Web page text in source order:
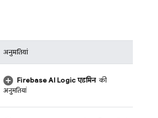
अनुमतियां
Firebase AI Logicएडमिनकी
अनुमतियां